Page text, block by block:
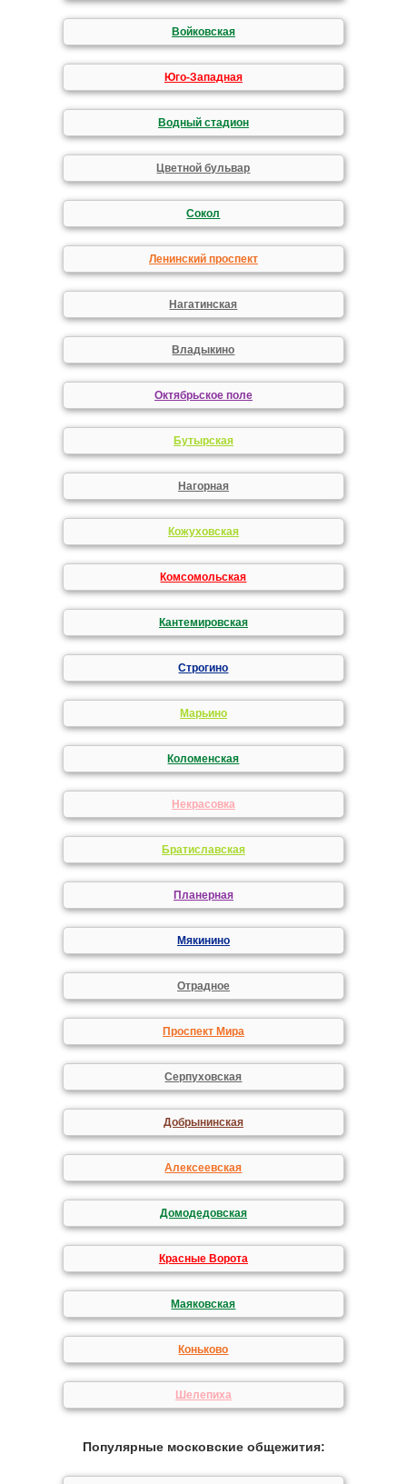
Войковская
Юго-Западная
Водный стадион
Цветной бульвар
Сокол
Ленинский проспект
Нагатинская
Владыкино
Октябрьское поле
Бутырская
Нагорная
Кожуховская
Комсомольская
Кантемировская
Строгино
Марьино
Коломенская
Некрасовка
Братиславская
Планерная
Мякинино
Отрадное
Проспект Мира
Серпуховская
Добрынинская
Алексеевская
Домодедовская
Красные Ворота
Маяковская
Коньково
Шелепиха
Популярные московские общежития: